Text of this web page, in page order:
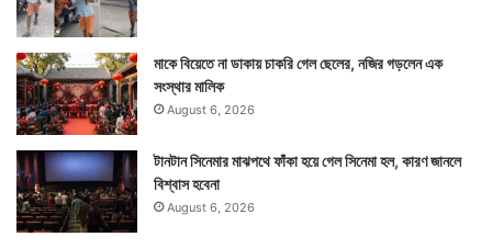
মাকে বিয়েতে না ডাকায় চাকরি গেল ছেলের, নজির গড়লেন এক
সংস্থার মালিক
August 6, 2026
টানটান সিনেমার মাঝপথে ফাঁকা হয়ে গেল সিনেমা হল, কারণ জানলে
বিশ্বাস হবেনা
August 6, 2026